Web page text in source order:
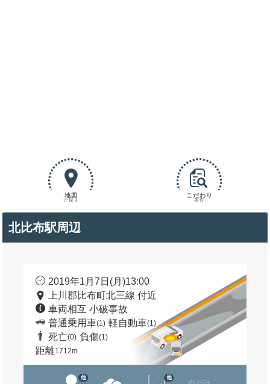
地図
で探す
こだわり
条件
北比布駅周辺
2019年1月7日(月)13:00
上川郡比布町北三線 付近
車両相互 小破事故
普通乗用車(1) 軽自動車(1)
死亡(0) 負傷(1)
距離1712m
他 他